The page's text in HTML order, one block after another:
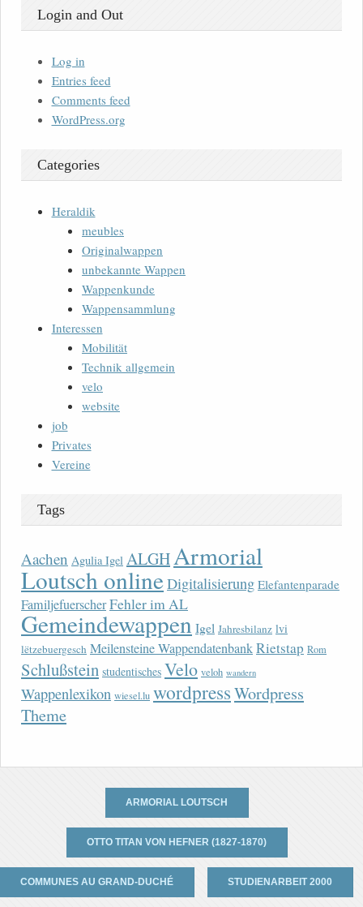
Login and Out
Log in
Entries feed
Comments feed
WordPress.org
Categories
Heraldik
meubles
Originalwappen
unbekannte Wappen
Wappenkunde
Wappensammlung
Interessen
Mobilität
Technik allgemein
velo
website
job
Privates
Vereine
Tags
Aachen Agulia Igel ALGHArmorial
Loutsch onlineDigitalisierung Elefantenparade
FamiljefuerscherFehler im AL
Gemeindewappen Igel Jahresbilanz lvi
lëtzebuergesch Meilensteine WappendatenbankRietstap Rom
Schlußstein studentisches Velo veloh wandern
Wappenlexikon wiesel.lu wordpressWordpress
Theme
ARMORIAL LOUTSCH
OTTO TITAN VON HEFNER (1827-1870)
COMMUNES AU GRAND-DUCHÉ STUDIENARBEIT 2000